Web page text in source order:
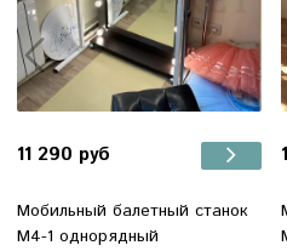
11 290 руб
Мобильный балетный станок
М4-1 однорядный